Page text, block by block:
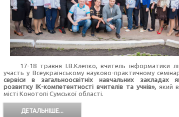
17-18 травня І.В.Клепко, вчитель інформатики
участь у Всеукраїнському науково-практичному
сервіси в загальноосвітніх навчальних закладах
розвитку ІК-компетентності вчителів та учнів»,який
місті Конотопі Сумської області.
ДЕТАЛЬНІШЕ...